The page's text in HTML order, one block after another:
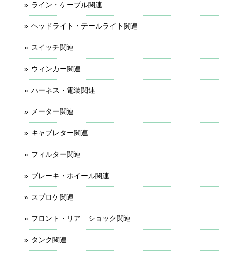
ライン・ケーブル関連
ヘッドライト・テールライト関連
スイッチ関連
ウィンカー関連
ハーネス・電装関連
メーター関連
キャブレター関連
フィルター関連
ブレーキ・ホイール関連
スプロケ関連
フロント・リア ショック関連
タンク関連